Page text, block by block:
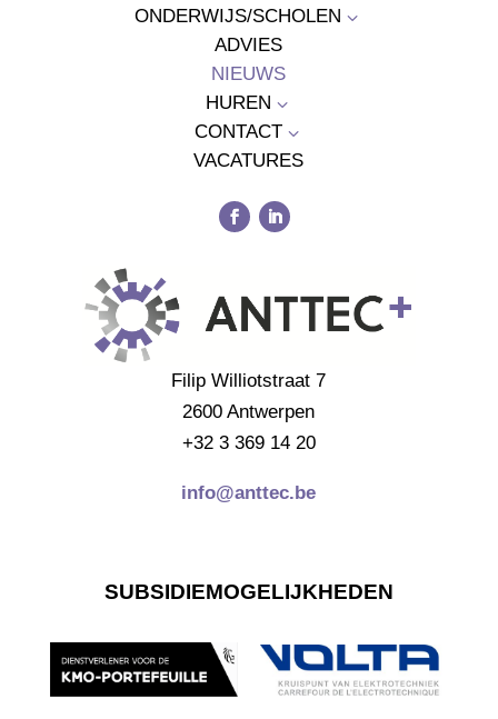
ONDERWIJS/SCHOLEN 3
ADVIES
NIEUWS
HUREN 3
CONTACT3
VACATURES
Filip Williotstraat 7
2600 Antwerpen
+32 3 369 14 20
info@anttec.be
SUBSIDIEMOGELIJKHEDEN